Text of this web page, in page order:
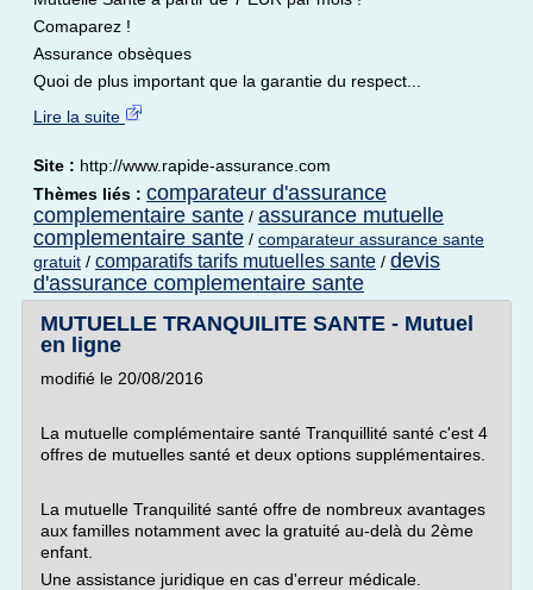
Comaparez !
Assurance obsèques
Quoi de plus important que la garantie du respect...
Lire la suite
Site : http://www.rapide-assurance.com
Thèmes liés : comparateur d'assurance
complementaire sante / assurance mutuelle
complementaire sante / comparateur assurance sante
gratuit / comparatifs tarifs mutuelles sante / devis
d'assurance complementaire sante
MUTUELLE TRANQUILITE SANTE - Mutuel
en ligne
modifié le 20/08/2016
La mutuelle complémentaire santé Tranquillité santé c'est 4
offres de mutuelles santé et deux options supplémentaires.
La mutuelle Tranquilité santé offre de nombreux avantages
aux familles notamment avec la gratuité au-delà du 2ème
enfant.
Une assistance juridique en cas d'erreur médicale.